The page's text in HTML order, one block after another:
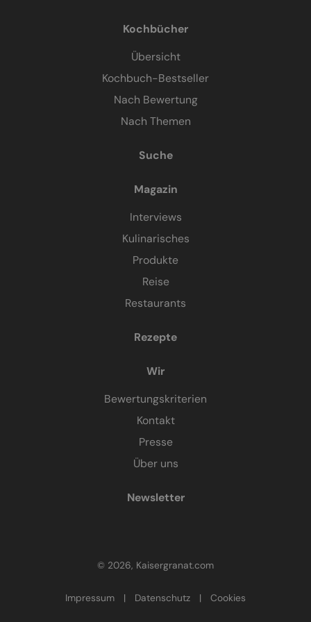
Kochbücher
Übersicht
Kochbuch-Bestseller
Nach Bewertung
Nach Themen
Suche
Magazin
Interviews
Kulinarisches
Produkte
Reise
Restaurants
Rezepte
Wir
Bewertungskriterien
Kontakt
Presse
Über uns
Newsletter
© 2026, Kaisergranat.com
Impressum | Datenschutz | Cookies